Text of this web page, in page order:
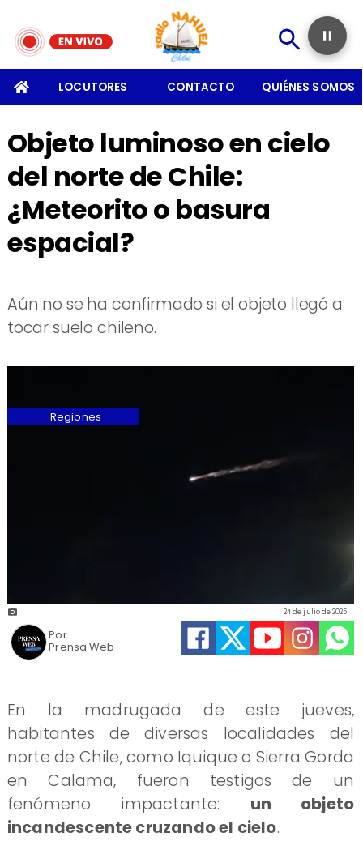
LOCUTORES CONTACTO QUIÉNES SOMOS
Objeto luminoso en cielo
del norte de Chile:
¿Meteorito o basura
espacial?
Aún no se ha confirmado si el objeto llegó a
tocar suelo chileno.
Prensa Web
24 de julio de 2025
Regiones
Por
En la madrugada de este jueves,
habitantes de diversas localidades del
norte de Chile, como Iquique o Sierra Gorda
en Calama, fueron testigos de un
fenómeno impactante: un objeto
incandescente cruzando el cielo.